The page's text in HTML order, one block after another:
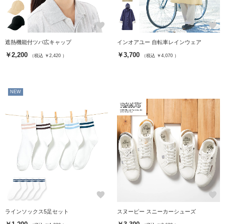
favorite
遮熱機能付ツバ広キャップ
￥2,200 （税込 ￥2,420 ）
favorite
インオアユー 自転車レインウェア
￥3,700 （税込 ￥4,070 ）
NEW
favorite
ラインソックス5足セット
favorite
スヌーピー スニーカーシューズ